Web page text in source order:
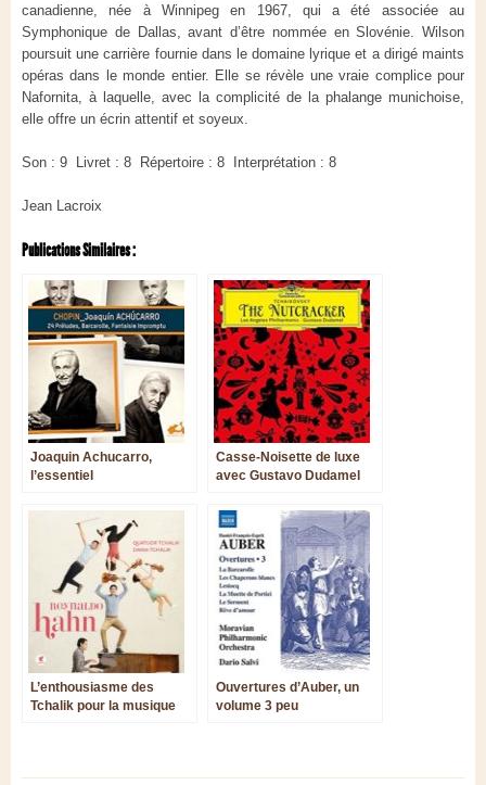
canadienne, née à Winnipeg en 1967, qui a été associée au
Symphonique de Dallas, avant d’être nommée en Slovénie. Wilson
poursuit une carrière fournie dans le domaine lyrique et a dirigé maints
opéras dans le monde entier. Elle se révèle une vraie complice pour
Nafornita, à laquelle, avec la complicité de la phalange munichoise,
elle offre un écrin attentif et soyeux.
Son : 9 Livret : 8 Répertoire : 8 Interprétation : 8
Jean Lacroix
Publications Similaires :
Joaquin Achucarro,
l’essentiel
Casse-Noisette de luxe
avec Gustavo Dudamel
L’enthousiasme des
Tchalik pour la musique
Ouvertures d’Auber, un
volume 3 peu